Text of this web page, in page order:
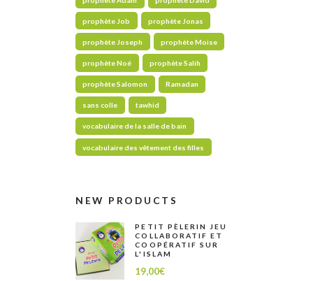
prophète Job prophète Jonas
prophète Joseph prophète Moise
prophète Noé prophète Salih
prophète Salomon Ramadan
sans colle tawhid
vocabulaire de la salle de bain
vocabulaire des vêtement des filles
NEW PRODUCTS
PETIT PÈLERIN JEU
COLLABORATIF ET
COOPÉRATIF SUR
L'ISLAM
19,00€